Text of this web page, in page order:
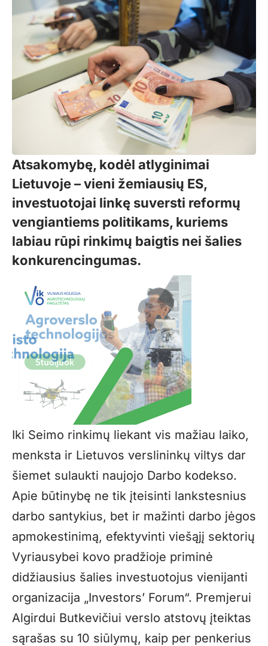
Atsakomybę, kodėl atlyginimai
Lietuvoje – vieni žemiausių ES,
investuotojai linkę suversti reformų
vengiantiems politikams, kuriems
labiau rūpi rinkimų baigtis nei šalies
konkurencingumas.
Iki Seimo rinkimų liekant vis mažiau laiko,
menksta ir Lietuvos verslininkų viltys dar
šiemet sulaukti naujojo Darbo kodekso.
Apie būtinybę ne tik įteisinti lankstesnius
darbo santykius, bet ir mažinti darbo jėgos
apmokestinimą, efektyvinti viešąjį sektorių
Vyriausybei kovo pradžioje priminė
didžiausius šalies investuotojus vienijanti
organizacija „Investors’ Forum“. Premjerui
Algirdui Butkevičiui verslo atstovų įteiktas
sąrašas su 10 siūlymų, kaip per penkerius